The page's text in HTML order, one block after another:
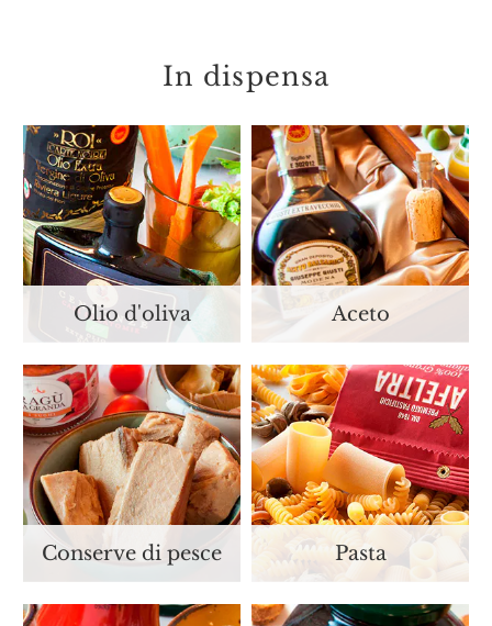
In dispensa
Olio d'oliva Aceto
Conserve di pesce Pasta